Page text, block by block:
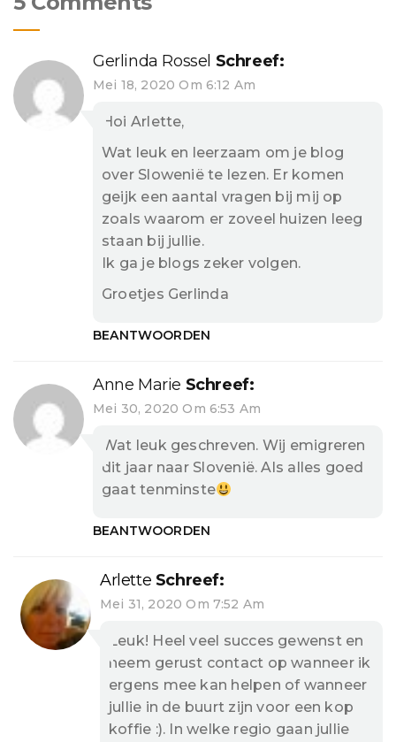
Gerlinda Rossel Schreef:
Mei 18, 2020 Om 6:12 Am
Hoi Arlette,
Wat leuk en leerzaam om je blog
over Slowenië te lezen. Er komen
geijk een aantal vragen bij mij op
zoals waarom er zoveel huizen leeg
staan bij jullie.
Ik ga je blogs zeker volgen.
Groetjes Gerlinda
BEANTWOORDEN
Anne Marie Schreef:
Mei 30, 2020 Om 6:53 Am
Wat leuk geschreven. Wij emigreren
dit jaar naar Slovenië. Als alles goed
gaat tenminste
BEANTWOORDEN
Arlette Schreef:
Mei 31, 2020 Om 7:52 Am
Leuk! Heel veel succes gewenst en
neem gerust contact op wanneer ik
ergens mee kan helpen of wanneer
jullie in de buurt zijn voor een kop
koffie :). In welke regio gaan jullie